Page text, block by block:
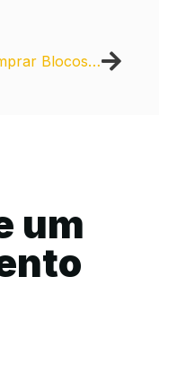
Comprar Blocos de Concreto: Vantagens de Escolher um Fabricante
um